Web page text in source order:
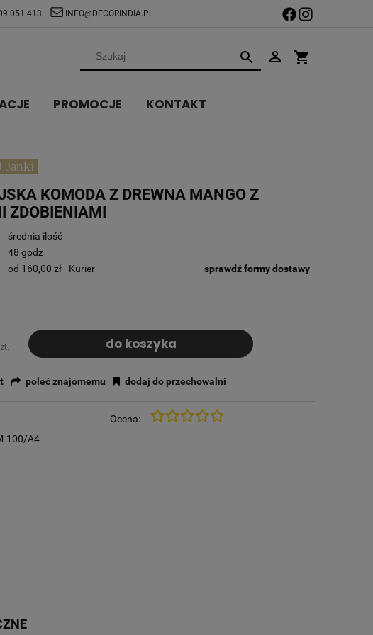
051 413 INFO@DECORINDIA.PL
PROMOCJE KONTAKT
Janki
KOMODA Z DREWNA MANGO Z
ZDOBIENIAMI
średnia ilość
48 godz
od 160,00 zł- Kurier - sprawdź formy dostawy
do koszyka
Ocena:
100/A4
poleć znajomemu dodaj do przechowalni